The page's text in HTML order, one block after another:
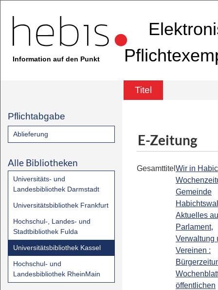
Information auf den Punkt
Titel
Pflichtabgabe
Ablieferung
Alle Bibliotheken
Universitäts- und
Landesbibliothek Darmstadt
Universitätsbibliothek Frankfurt
Hochschul-, Landes- und
Stadtbibliothek Fulda
Universitätsbibliothek Kassel
Hochschul- und
Landesbibliothek RheinMain
E-Zeitung
Gesamttitel Wir in
Gemeinde
Aktuelles
Parlament,
Verwaltung
Vereinen :
öffentlichen